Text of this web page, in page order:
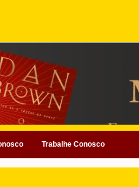
Trabalhe Conosco